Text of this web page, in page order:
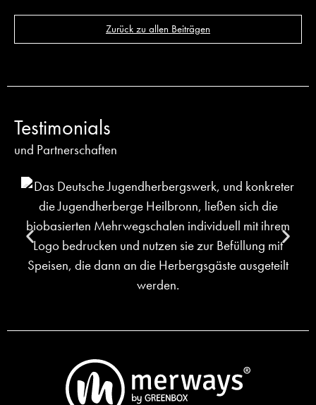
Zurück zu allen Beiträgen
Testimonials
und Partnerschaften